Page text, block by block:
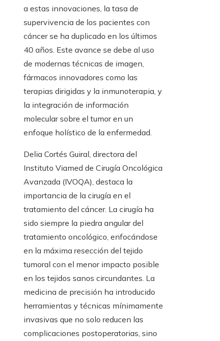
a estas innovaciones, la tasa de
supervivencia de los pacientes con
cáncer se ha duplicado en los últimos
40 años. Este avance se debe al uso
de modernas técnicas de imagen,
fármacos innovadores como las
terapias dirigidas y la inmunoterapia, y
la integración de información
molecular sobre el tumor en un
enfoque holístico de la enfermedad.
Delia Cortés Guiral, directora del
Instituto Viamed de Cirugía Oncológica
Avanzada (IVOQA), destaca la
importancia de la cirugía en el
tratamiento del cáncer. La cirugía ha
sido siempre la piedra angular del
tratamiento oncológico, enfocándose
en la máxima resección del tejido
tumoral con el menor impacto posible
en los tejidos sanos circundantes. La
medicina de precisión ha introducido
herramientas y técnicas mínimamente
invasivas que no solo reducen las
complicaciones postoperatorias, sino